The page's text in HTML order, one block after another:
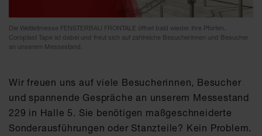
Die Weltleitmesse FENSTERBAU FRONTALE öffnet bald wieder ihre Pforten.
Coroplast Tape ist dabei und freut sich auf zahlreiche Besucherinnen und Besucher
an unserem Messestand.
Wir freuen uns auf viele Besucherinnen, Besucher
und spannende Gespräche an unserem Messestand
229 in Halle 5. Sie benötigen maßgeschneiderte
Sonderausführungen oder Stanzteile? Kein Problem.